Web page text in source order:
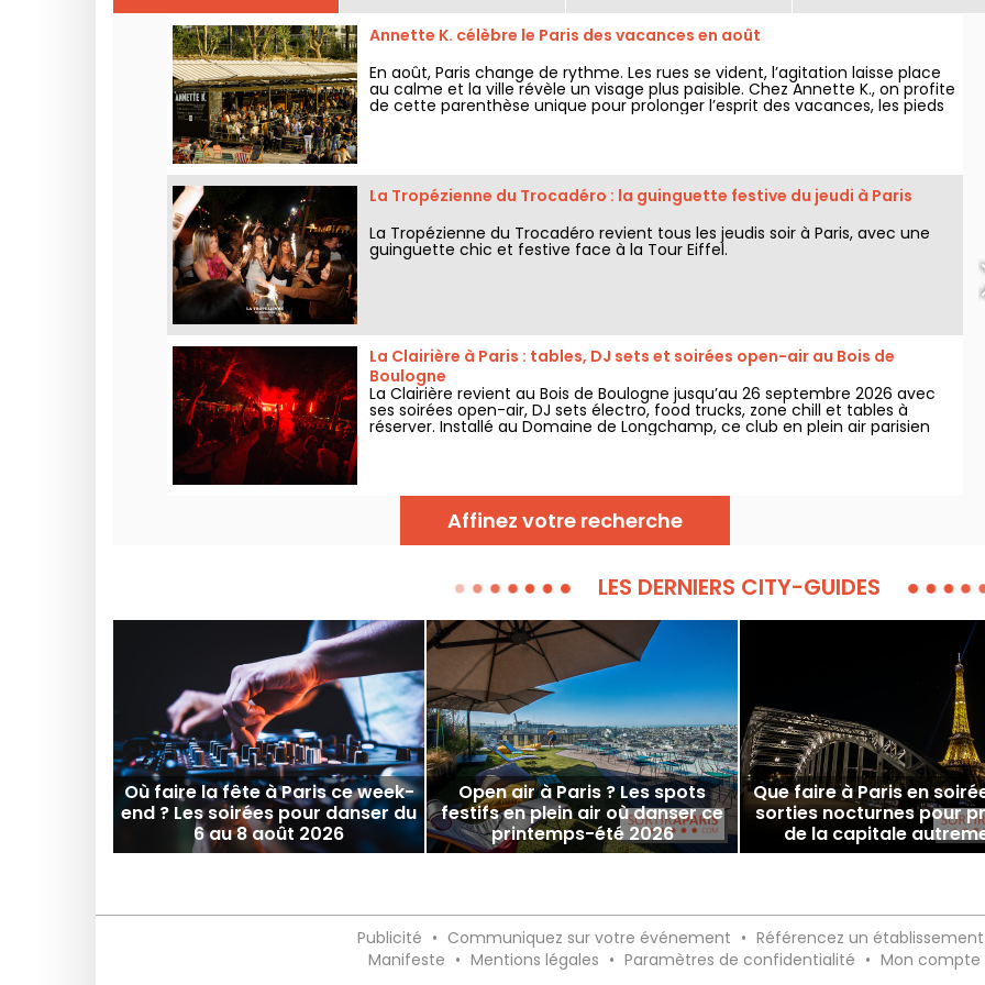
Annette K. célèbre le Paris des vacances en août
En août, Paris change de rythme. Les rues se vident, l’agitation laisse place
au calme et la ville révèle un visage plus paisible. Chez Annette K., on profite
de cette parenthèse unique pour prolonger l’esprit des vacances, les pieds
La Tropézienne du Trocadéro : la guinguette festive du jeudi à Paris
La Tropézienne du Trocadéro revient tous les jeudis soir à Paris, avec une
guinguette chic et festive face à la Tour Eiffel.
La Clairière à Paris : tables, DJ sets et soirées open-air au Bois de
Boulogne
La Clairière revient au Bois de Boulogne jusqu’au 26 septembre 2026 avec
ses soirées open-air, DJ sets électro, food trucks, zone chill et tables à
réserver. Installé au Domaine de Longchamp, ce club en plein air parisien
Affinez votre recherche
LES DERNIERS CITY-GUIDES
Où faire la fête à Paris ce week-
end ? Les soirées pour danser du
6 au 8 août 2026
Open air à Paris ? Les spots
festifs en plein air où danser ce
printemps-été 2026
Que faire à Paris en
sorties nocturnes pour
de la capitale
Publicité • Communiquez sur votre événement • Référencez un établissement
Manifeste • Mentions légales • Paramètres de confidentialité • Mon compte